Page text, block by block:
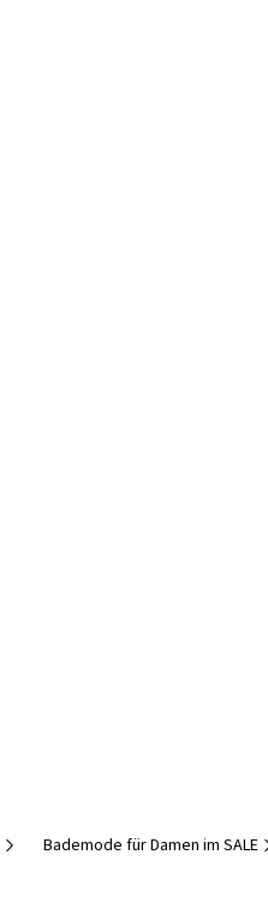
Bademode für Damen im SALE